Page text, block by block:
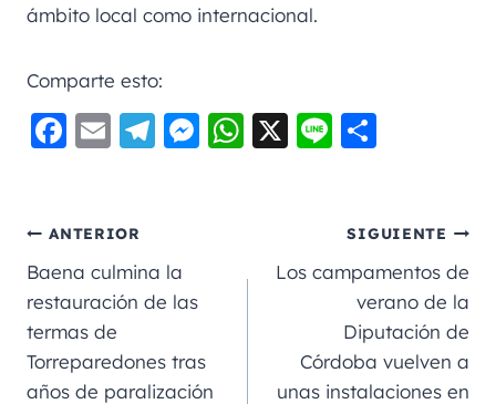
ámbito local como internacional.
Comparte esto:
F
e
b
o
o
k
E
l
Te
m
M W
A
X
Li
p
a
rt
ir
ANTERIOR
Baena culmina la
restauración de las
termas de
Torreparedones tras
años de paralización
SIGUIENTE
Los campamentos de
verano de la
Diputación de
Córdoba vuelven a
unas instalaciones en